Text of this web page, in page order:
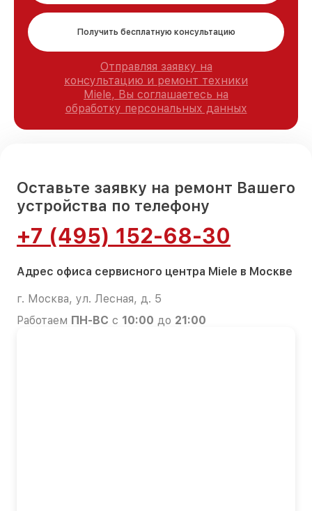
Получить бесплатную консультацию
Отправляя заявку на
консультацию и ремонт техники
Miele, Вы соглашаетесь на
обработку персональных данных
Оставьте заявку на ремонт Вашего
устройства по телефону
+7 (495) 152-68-30
Адрес офиса сервисного центра Miele в Москве
г. Москва, ул. Лесная, д. 5
Работаем ПН-ВС с 10:00 до 21:00